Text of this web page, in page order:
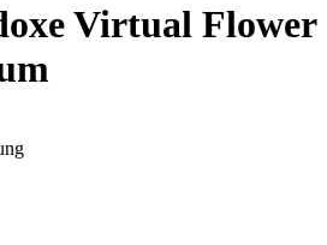
Virtual Flower